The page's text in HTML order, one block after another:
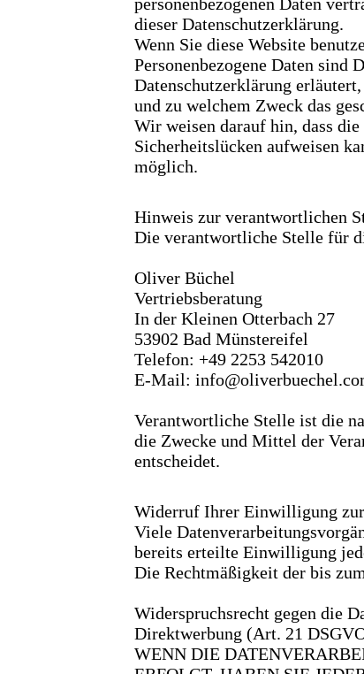
dieser Datenschutzerklärung.
Wenn Sie diese Website
Personenbezogene Daten
Datenschutzerklärung
und zu welchem Zweck das
Wir weisen darauf hin, dass
Sicherheitslücken aufweisen
möglich.
Hinweis zur verantwortlichen
Die verantwortliche Stelle für
Oliver Büchel
Vertriebsberatung
In der Kleinen Otterbach 27
53902 Bad Münstereifel
Telefon: +49 2253 542010
E-Mail:
Verantwortliche Stelle ist die
die Zwecke und Mittel der
entscheidet.
Widerruf Ihrer Einwilligung
Viele
bereits erteilte Einwilligung
Die Rechtmäßigkeit der bis
Widerspruchsrecht gegen die
Direktwerbung (Art. 21
WENN DIE